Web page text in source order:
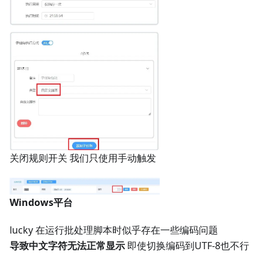
关闭规则开关 我们只使用手动触发
Windows平台
lucky 在运行批处理脚本时似乎存在一些编码问题
导致中文字符无法正常显示 即使切换编码到UTF-8也不行